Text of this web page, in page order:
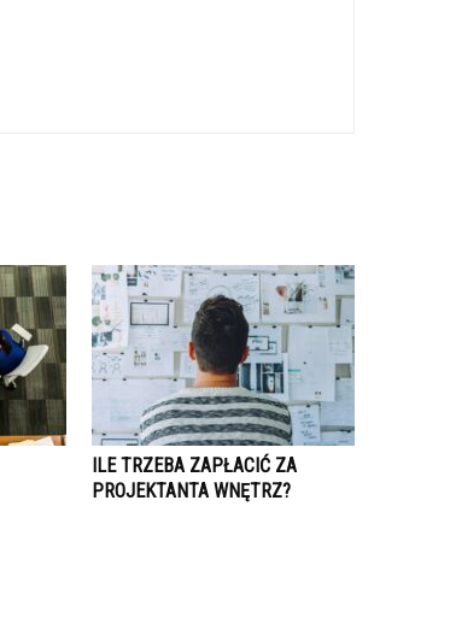
ILE TRZEBA ZAPŁACIĆ ZA
PROJEKTANTA WNĘTRZ?